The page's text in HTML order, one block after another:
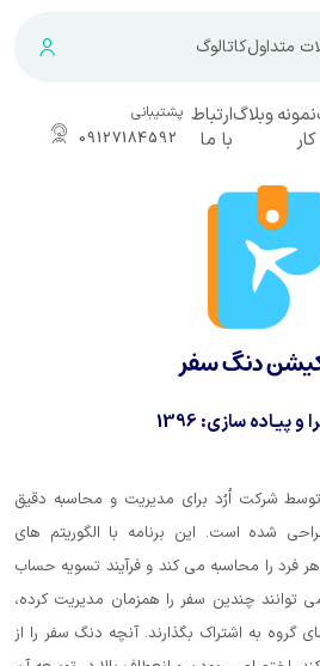
پشتیبانی
09127184592
مدیریت و محاسبه دقیق
با الگوریتم های
کند و فرآیند تسویه حساب
را همزمان مدیریت کرده،
آنچه دنگ سفر را از